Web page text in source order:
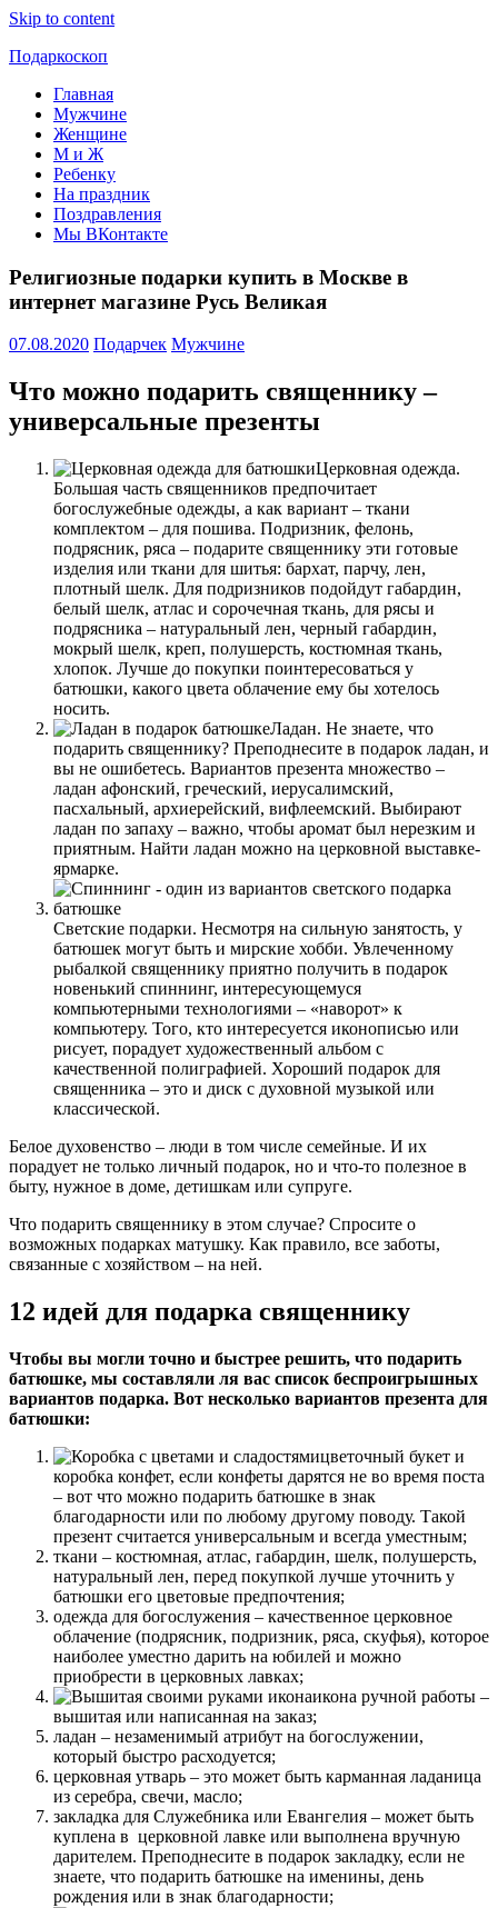
Skip to content
Подаркоскоп
Поможем
выбрать
подарить
Главная
Мужчине
Женщине
М и Ж
Ребенку
На праздник
Поздравления
Мы ВКонтакте
Религиозные подарки купить в Москве в
интернет магазине Русь Великая
07.08.2020 Подарчек Мужчине
Что можно подарить священнику –
универсальные презенты
Церковная одежда.
Большая часть священников предпочитает
богослужебные одежды, а как вариант – ткани
комплектом – для пошива. Подризник, фелонь,
подрясник, ряса – подарите священнику эти готовые
изделия или ткани для шитья: бархат, парчу, лен,
плотный шелк. Для подризников подойдут габардин,
белый шелк, атлас и сорочечная ткань, для рясы и
подрясника – натуральный лен, черный габардин,
мокрый шелк, креп, полушерсть, костюмная ткань,
хлопок. Лучше до покупки поинтересоваться у
батюшки, какого цвета облачение ему бы хотелось
носить.
Ладан. Не знаете, что
подарить священнику? Преподнесите в подарок ладан, и
вы не ошибетесь. Вариантов презента множество –
ладан афонский, греческий, иерусалимский,
пасхальный, архиерейский, вифлеемский. Выбирают
ладан по запаху – важно, чтобы аромат был нерезким и
приятным. Найти ладан можно на церковной выставке-
ярмарке.
Светские подарки. Несмотря на сильную занятость, у
батюшек могут быть и мирские хобби. Увлеченному
рыбалкой священнику приятно получить в подарок
новенький спиннинг, интересующемуся
компьютерными технологиями – «наворот» к
компьютеру. Того, кто интересуется иконописью или
рисует, порадует художественный альбом с
качественной полиграфией. Хороший подарок для
священника – это и диск с духовной музыкой или
классической.
Белое духовенство – люди в том числе семейные. И их
порадует не только личный подарок, но и что-то полезное в
быту, нужное в доме, детишкам или супруге.
Что подарить священнику в этом случае? Спросите о
возможных подарках матушку. Как правило, все заботы,
связанные с хозяйством – на ней.
12 идей для подарка священнику
Чтобы вы могли точно и быстрее решить, что подарить
батюшке, мы составляли ля вас список беспроигрышных
вариантов подарка. Вот несколько вариантов презента для
батюшки:
цветочный букет и
коробка конфет, если конфеты дарятся не во время поста
– вот что можно подарить батюшке в знак
благодарности или по любому другому поводу. Такой
презент считается универсальным и всегда уместным;
ткани – костюмная, атлас, габардин, шелк, полушерсть,
натуральный лен, перед покупкой лучше уточнить у
батюшки его цветовые предпочтения;
одежда для богослужения – качественное церковное
облачение (подрясник, подризник, ряса, скуфья), которое
наиболее уместно дарить на юбилей и можно
приобрести в церковных лавках;
икона ручной работы –
вышитая или написанная на заказ;
ладан – незаменимый атрибут на богослужении,
который быстро расходуется;
церковная утварь – это может быть карманная ладаница
из серебра, свечи, масло;
закладка для Служебника или Евангелия – может быть
куплена в церковной лавке или выполнена вручную
дарителем. Преподнесите в подарок закладку, если не
знаете, что подарить батюшке на именины, день
рождения или в знак благодарности;